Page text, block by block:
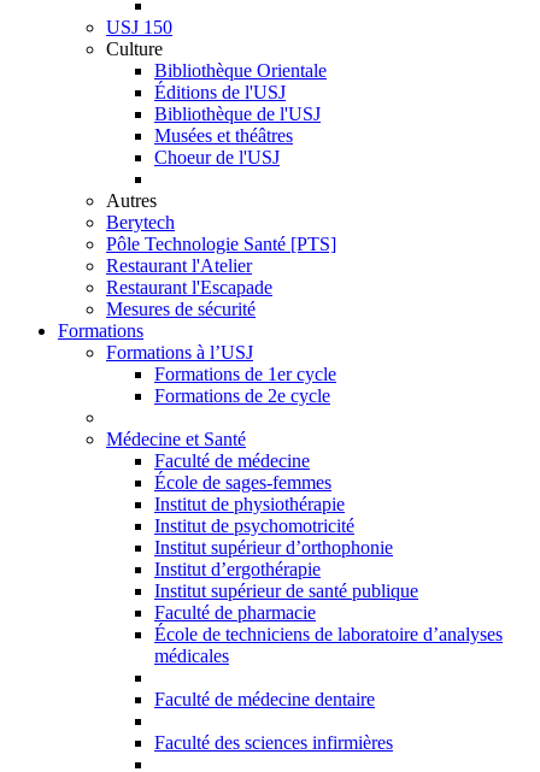
USJ 150
Culture
Bibliothèque Orientale
Éditions de l'USJ
Bibliothèque de l'USJ
Musées et théâtres
Choeur de l'USJ
Autres
Berytech
Pôle Technologie Santé [PTS]
Restaurant l'Atelier
Restaurant l'Escapade
Mesures de sécurité
Formations
Formations à l’USJ
Formations de 1er cycle
Formations de 2e cycle
Médecine et Santé
Faculté de médecine
École de sages-femmes
Institut de physiothérapie
Institut de psychomotricité
Institut supérieur d’orthophonie
Institut d’ergothérapie
Institut supérieur de santé publique
Faculté de pharmacie
École de techniciens de laboratoire d’analyses
médicales
Faculté de médecine dentaire
Faculté des sciences infirmières